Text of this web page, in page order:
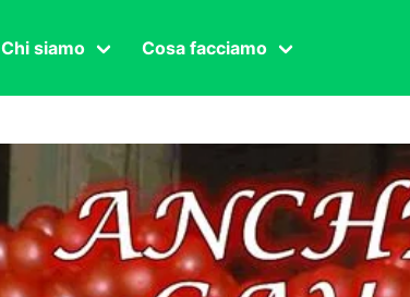
Chi siamo
Organi in carica
Congressi
Cosa facciamo
Diritto di famiglia
Lavoro sessuale
Salute sessuale